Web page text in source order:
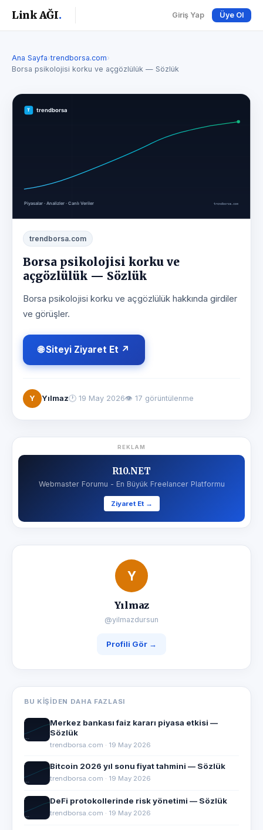
Link AĞI. Giriş Yap Üye Ol
Ana Sayfa›trendborsa.com›
Borsa psikolojisi korku ve açgözlülük — Sözlük
trendborsa.com
Borsa psikolojisi korku ve
açgözlülük — Sözlük
Borsa psikolojisi korku ve açgözlülük hakkında girdiler
ve görüşler.
🌐 Siteyi Ziyaret Et ↗
Y Yılmaz🕐 19 May 2026👁 17 görüntülenme
REKLAM
R10.NET
Webmaster Forumu - En Büyük Freelancer Platformu
Ziyaret Et →
Y
Yılmaz
@yilmazdursun
Profili Gör →
BU KIŞIDEN DAHA FAZLASI
Merkez bankası faiz kararı piyasa etkisi —
Sözlük
trendborsa.com · 19 May 2026
Bitcoin 2026 yıl sonu fiyat tahmini — Sözlük
trendborsa.com · 19 May 2026
DeFi protokollerinde risk yönetimi — Sözlük
trendborsa.com · 19 May 2026